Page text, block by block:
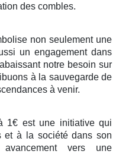
des combles.
non seulement une
un engagement dans
notre besoin sur
à la sauvegarde de
à venir.
1€ est une initiative qui
et à la société dans son
vers une